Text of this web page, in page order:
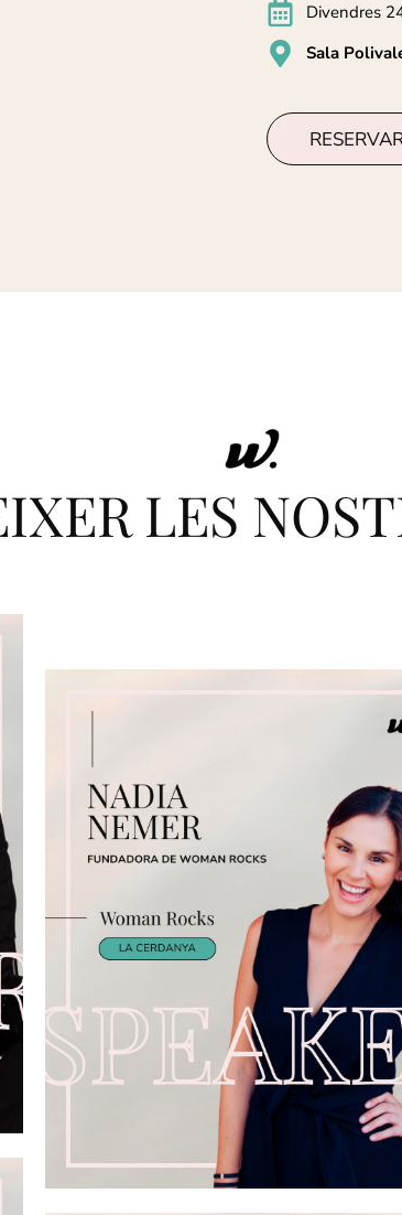
Divendres
Sala
LES